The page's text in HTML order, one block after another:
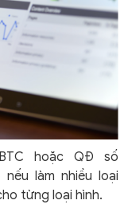
hoặc QĐ số
làm nhiều loại
từng loại hình.